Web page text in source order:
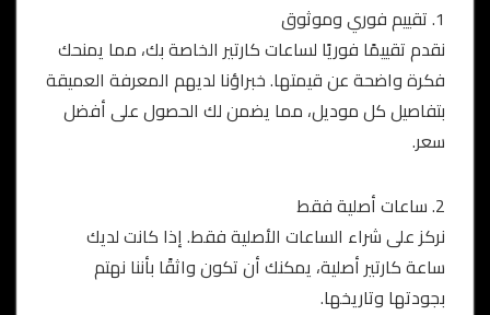
1. تقييم فوري وموثوق
نقدم تقييمًا فوريًا لساعات كارتير الخاصة بك، مما يمنحك
فكرة واضحة عن قيمتها. خبراؤنا لديهم المعرفة العميقة
بتفاصيل كل موديل، مما يضمن لك الحصول على أفضل
سعر.
2. ساعات أصلية فقط
نركز على شراء الساعات الأصلية فقط. إذا كانت لديك
ساعة كارتير أصلية، يمكنك أن تكون واثقًا بأننا نهتم
بجودتها وتاريخها.